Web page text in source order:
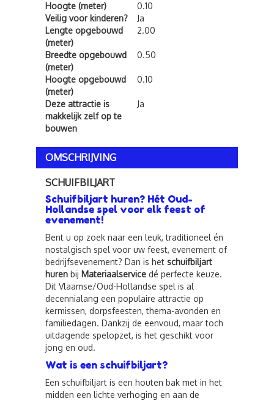
Hoogte (meter)
0.10
Veilig voor kinderen?
Ja
Lengte opgebouwd
(meter)
2.00
Breedte opgebouwd
(meter)
0.50
Hoogte opgebouwd
(meter)
0.10
Deze attractie is
makkelijk zelf op te
bouwen
Ja
OMSCHRIJVING
SCHUIFBILJART
Schuifbiljart huren? Hét Oud-
Hollandse spel voor elk feest of
evenement!
Bent u op zoek naar een leuk, traditioneel én
nostalgisch spel voor uw feest, evenement of
bedrijfsevenement? Dan is het schuifbiljart
huren bij Materiaalservice dé perfecte keuze.
Dit Vlaamse/Oud-Hollandse spel is al
decennialang een populaire attractie op
kermissen, dorpsfeesten, thema-avonden en
familiedagen. Dankzij de eenvoud, maar toch
uitdagende spelopzet, is het geschikt voor
jong en oud.
Wat is een schuifbiljart?
Een schuifbiljart is een houten bak met in het
midden een lichte verhoging en aan de